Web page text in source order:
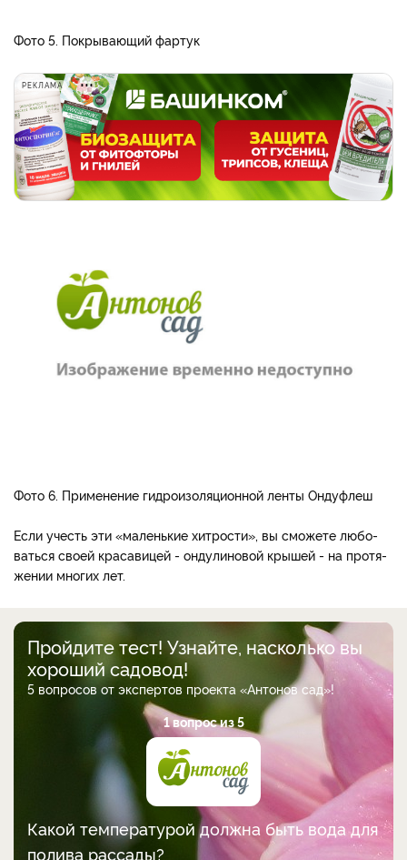
Фото 5. Покрывающий фартук
РЕКЛАМА
Фото 6. Применение гидроизоляционной ленты Ондуфлеш
Если учесть эти «маленькие хитрости», вы сможете любо­
ваться своей красавицей - ондулиновой крышей - на протя­
жении многих лет.
Пройдите тест! Узнайте, насколько вы
хороший садовод!
5 вопросов от экспертов проекта «Антонов сад»!
1 вопрос из 5
Какой температурой должна быть вода для
полива рассады?